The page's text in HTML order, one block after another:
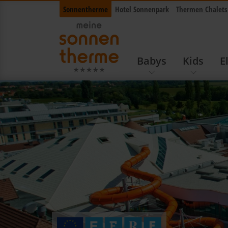
Navigation überspringen
Sonnentherme Hotel Sonnenpark Thermen Chalets
Babys Kids